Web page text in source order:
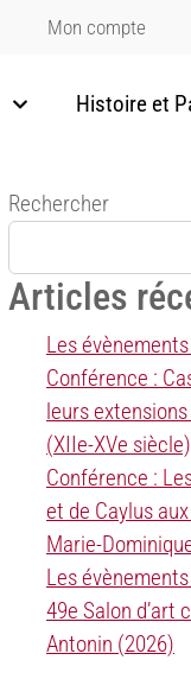
Mon compte
Histoire et
Rechercher
Articles
Les
Conférence :
leurs
(XIIe-XVe
Conférence :
et de Caylus
Marie-
Les
49e Salon d’art
Antonin (2026)